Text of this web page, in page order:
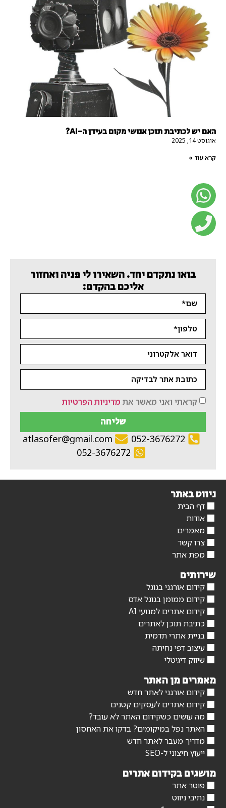
האם יש לכתיבת תוכן אנושי מקום בעידן ה-AI?
אוגוסט 14, 2025
קרא עוד »
בואו נתקדם יחד. השאירו לי פניה ואחזור
אליכם בהקדם:
קראתי ואני מאשר את מדיניות הפרטיות
שליחה
052-3676272
atlasofer@gmail.com
052-3676272
ניווט באתר
דף הבית
אודות
מאמרים
צרו קשר
מפת אתר
שירותים
קידום אורגני בגוגל
קידום ממומן בגוגל אדס
קידום אתרים למנועי AI
כתיבת תוכן לאתרים
בניית אתרי תדמית
עיצוב דפי נחיתה
שיווק דיגיטלי
מאמרים מן האתר
קידום אורגני לאתר חדש
קידום אתרים לעסקים קטנים
מה עושים כשקידום האתר לא עובד?
האתר נפל במיקומים? בדקו את האחסון
מדריך מעבר לאתר חדש
ייעוץ חיצוני ל-SEO
מושגים בקידום אתרים
פוטר אתר
נתיבי ניווט